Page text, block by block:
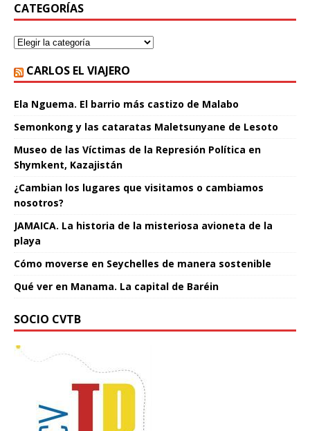
CATEGORÍAS
CARLOS EL VIAJERO
Ela Nguema. El barrio más castizo de Malabo
Semonkong y las cataratas Maletsunyane de Lesoto
Museo de las Víctimas de la Represión Política en
Shymkent, Kazajistán
¿Cambian los lugares que visitamos o cambiamos
nosotros?
JAMAICA. La historia de la misteriosa avioneta de la
playa
Cómo moverse en Seychelles de manera sostenible
Qué ver en Manama. La capital de Baréin
SOCIO CVTB